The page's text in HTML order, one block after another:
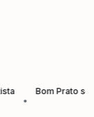
Bom Prato serve